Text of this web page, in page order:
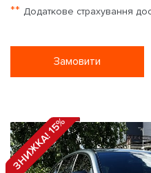
** Додаткове страхування
Замовити
ЗНИЖКА! 15%